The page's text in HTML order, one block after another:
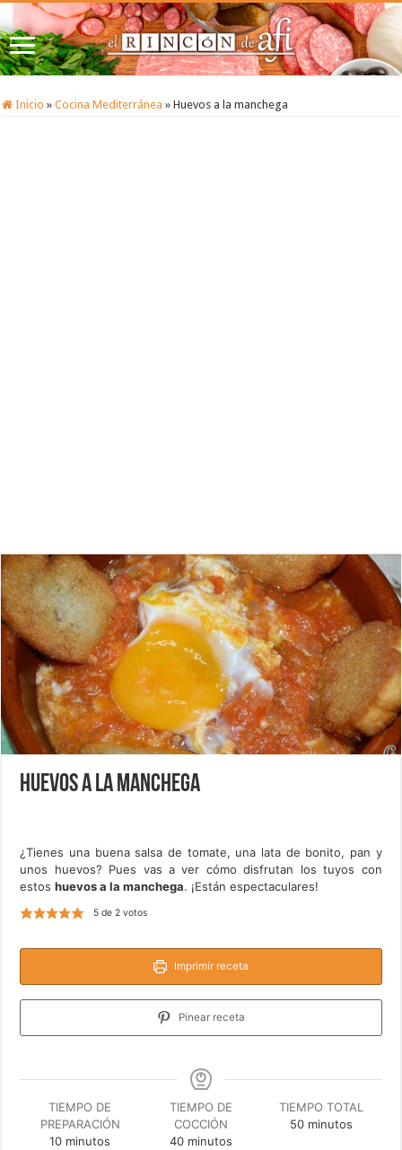
Inicio » Cocina Mediterránea » Huevos a la manchega
Huevos a la manchega
¿Tienes una buena salsa de tomate, una lata de bonito, pan y
unos huevos? Pues vas a ver cómo disfrutan los tuyos con
estoshuevos a la manchega. ¡Están espectaculares!
5de 2votos
Imprimir receta
Pinear receta
TIEMPO DE
PREPARACIÓN
10minutos
minutos
TIEMPO DE
COCCIÓN
40minutos
minutos
TIEMPO TOTAL
50minutos
minutos